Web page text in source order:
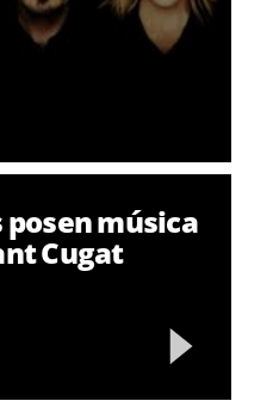
posen música
Cugat